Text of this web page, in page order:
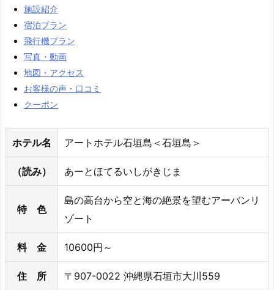
施設紹介
宿泊プラン
飛行機プラン
写真・動画
地図・アクセス
お客様の声・口コミ
クーポン
ホテル名 アートホテル石垣島＜石垣島＞
（読み） あーとほてるいしがきじま
特 色
島の高台から空と海の絶景を望むアーバンリ
ゾート
料 金 10600円～
住 所 〒907-0022 沖縄県石垣市大川559